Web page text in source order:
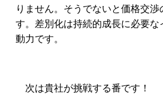
りません。そうでないと価格交渉
す。差別化は持続的成長に必要
動力です。
次は貴社が挑戦する番です！